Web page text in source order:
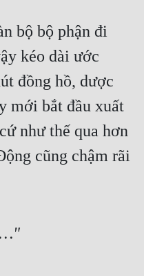
bộ bộ phận đi
kéo dài ước
đồng hồ, dược
mới bắt đầu xuất
như thế qua hơn
cũng chậm rãi